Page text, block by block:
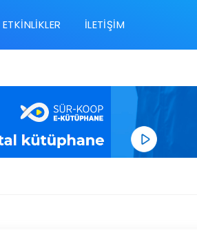
ETKINLIKLER İLETIŞIM